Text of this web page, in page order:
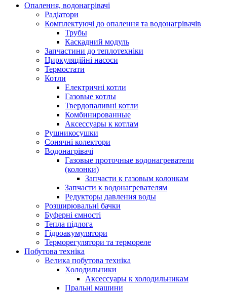
Опалення, водонагрівачі
Радіатори
Комплектуючі до опалення та водонагрівачів
Трубы
Каскадний модуль
Запчастини до теплотехніки
Циркуляційні насоси
Термостати
Котли
Електричні котли
Газовые котлы
Твердопаливні котли
Комбинированные
Аксессуары к котлам
Рушникосушки
Сонячні колектори
Водонагрівачі
Газовые проточные водонагреватели
(колонки)
Запчасти к газовым колонкам
Запчасти к водонагревателям
Редукторы давления воды
Розширювальні бачки
Буферні ємності
Тепла підлога
Гідроакумулятори
Терморегулятори та термореле
Побутова техніка
Велика побутова техніка
Холодильники
Аксессуары к холодильникам
Пральні машини